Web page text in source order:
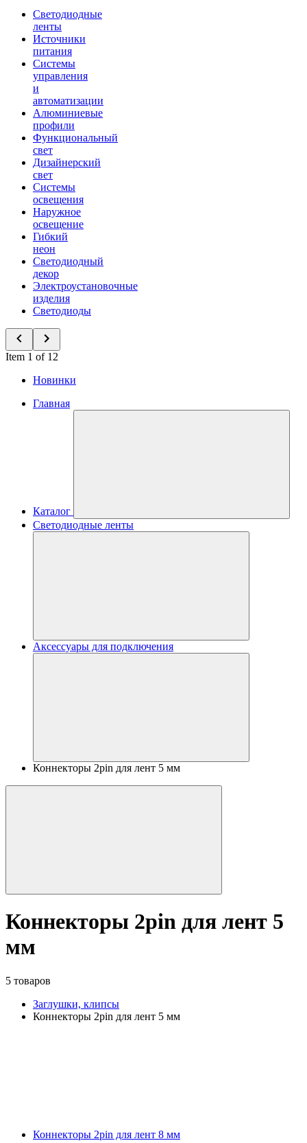
Светодиодные
ленты
Источники
питания
Системы
управления
и
автоматизации
Алюминиевые
профили
Функциональный
свет
Дизайнерский
свет
Системы
освещения
Наружное
освещение
Гибкий
неон
Светодиодный
декор
Электроустановочные
изделия
Светодиоды
Item 1 of 12
Новинки
Главная
Каталог
Светодиодные ленты
Аксессуары для подключения
Коннекторы 2pin для лент 5 мм
Коннекторы 2pin для лент 5
мм
5 товаров
Заглушки, клипсы
Коннекторы 2pin для лент 5 мм
Коннекторы 2pin для лент 8 мм